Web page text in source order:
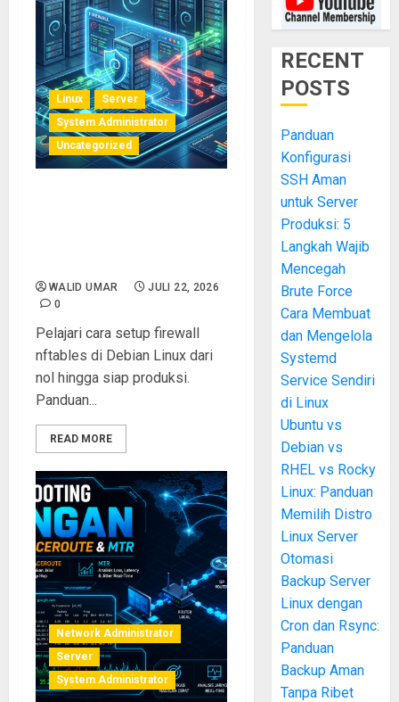
Linux
Server
System Administrator
Uncategorized
WALID UMAR
JULI 22, 2026
0
Pelajari cara setup firewall
nftables di Debian Linux dari
nol hingga siap produksi.
Panduan...
READ MORE
Network Administrator
Server
System Administrator
RECENT
POSTS
Panduan
Konfigurasi
SSH Aman
untuk Server
Produksi: 5
Langkah Wajib
Mencegah
Brute Force
Cara Membuat
dan Mengelola
Systemd
Service Sendiri
di Linux
Ubuntu vs
Debian vs
RHEL vs Rocky
Linux: Panduan
Memilih Distro
Linux Server
Otomasi
Backup Server
Linux dengan
Cron dan Rsync:
Panduan
Backup Aman
Tanpa Ribet